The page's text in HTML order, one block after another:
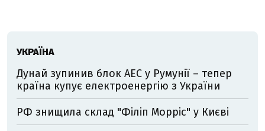
УКРАЇНА
Дунай зупинив блок АЕС у Румунії – тепер
країна купує електроенергію з України
РФ знищила склад "Філіп Морріс" у Києві